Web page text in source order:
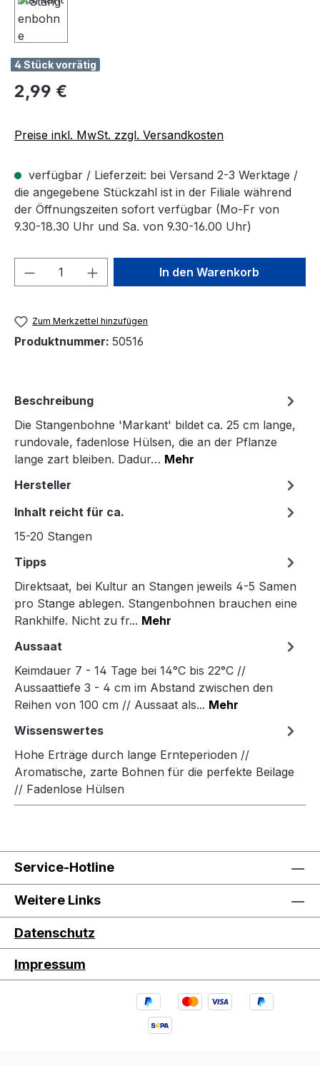
4 Stück vorrätig
Regulärer Preis:
2,99 €
Preise inkl. MwSt. zzgl. Versandkosten
verfügbar / Lieferzeit: bei Versand 2-3 Werktage /
die angegebene Stückzahl ist in der Filiale während
der Öffnungszeiten sofort verfügbar (Mo-Fr von
9.30-18.30 Uhr und Sa. von 9.30-16.00 Uhr)
Produkt Anzahl: Gib denIn den Warenkorb
Zum Merkzettel hinzufügen
Produktnummer: 50516
Beschreibung
Die Stangenbohne 'Markant' bildet ca. 25 cm lange,
rundovale, fadenlose Hülsen, die an der Pflanze
lange zart bleiben. Dadur… Mehr
Hersteller
Inhalt reicht für ca.
15-20 Stangen
Tipps
Direktsaat, bei Kultur an Stangen jeweils 4-5 Samen
pro Stange ablegen. Stangenbohnen brauchen eine
Rankhilfe. Nicht zu fr... Mehr
Aussaat
Keimdauer 7 - 14 Tage bei 14°C bis 22°C //
Aussaattiefe 3 - 4 cm im Abstand zwischen den
Reihen von 100 cm // Aussaat als... Mehr
Wissenswertes
Hohe Erträge durch lange Ernteperioden //
Aromatische, zarte Bohnen für die perfekte Beilage
// Fadenlose Hülsen
Service-Hotline
Weitere Links
Datenschutz
Impressum